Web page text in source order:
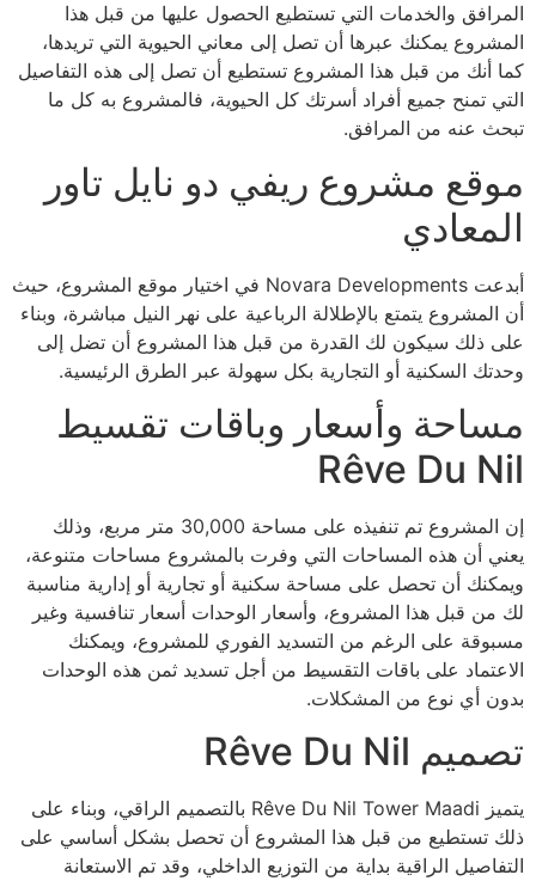
المرافق والخدمات التي تستطيع الحصول عليها من قبل هذا
المشروع يمكنك عبرها أن تصل إلى معاني الحيوية التي تريدها،
كما أنك من قبل هذا المشروع تستطيع أن تصل إلى هذه التفاصيل
التي تمنح جميع أفراد أسرتك كل الحيوية، فالمشروع به كل ما
تبحث عنه من المرافق.
موقع مشروع ريفي دو نايل تاور
المعادي
أبدعت Novara Developments في اختيار موقع المشروع، حيث
أن المشروع يتمتع بالإطلالة الرباعية على نهر النيل مباشرة، وبناء
على ذلك سيكون لك القدرة من قبل هذا المشروع أن تضل إلى
وحدتك السكنية أو التجارية بكل سهولة عبر الطرق الرئيسية.
مساحة وأسعار وباقات تقسيط
Rêve Du Nil
إن المشروع تم تنفيذه على مساحة 30,000 متر مربع، وذلك
يعني أن هذه المساحات التي وفرت بالمشروع مساحات متنوعة،
ويمكنك أن تحصل على مساحة سكنية أو تجارية أو إدارية مناسبة
لك من قبل هذا المشروع، وأسعار الوحدات أسعار تنافسية وغير
مسبوقة على الرغم من التسديد الفوري للمشروع، ويمكنك
الاعتماد على باقات التقسيط من أجل تسديد ثمن هذه الوحدات
بدون أي نوع من المشكلات.
تصميم Rêve Du Nil
يتميز Rêve Du Nil Tower Maadi بالتصميم الراقي، وبناء على
ذلك تستطيع من قبل هذا المشروع أن تحصل بشكل أساسي على
التفاصيل الراقية بداية من التوزيع الداخلي، وقد تم الاستعانة